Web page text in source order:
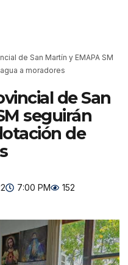
de San Martín y EMAPA SM
a moradores
de San
seguirán
de
7:00 PM 152